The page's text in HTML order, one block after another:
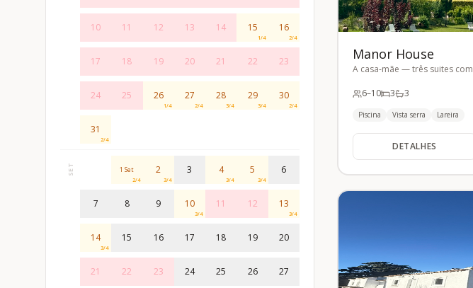
10 11 12 13 14 15
1/4
16
2/4
17 18 19 20 21 22 23
24 25 26
1/4
27
2/4
28
3/4
29
3/4
30
2/4
31
2/4
SET 1 Set
2/4
2
3/4
3 4
3/4
5
3/4
6
7 8 9 10
3/4
11 12 13
3/4
14
3/4
15 16 17 18 19 20
21 22 23 24 25 26 27
Manor House
A casa-mãe — três suites com
6–10 3 3
Piscina Vista serra Lareira
DETALHES